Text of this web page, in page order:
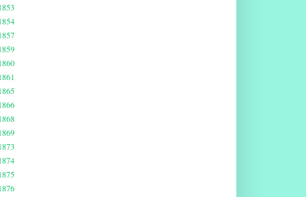
1853
1854
1857
1859
1860
1861
1865
1866
1868
1869
1873
1874
1875
1876